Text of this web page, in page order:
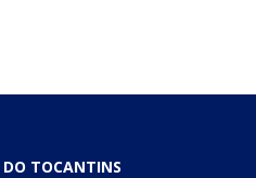
DO TOCANTINS